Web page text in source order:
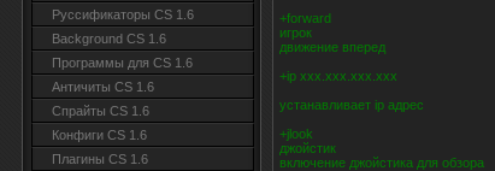
Руссификаторы CS 1.6
Background CS 1.6
Программы для CS 1.6
Античиты CS 1.6
Спрайты CS 1.6
Конфиги CS 1.6
Плагины CS 1.6
+forward
игрок
движение вперед
+ip xxx.xxx.xxx.xxx
устанавливает ip адрес
+jlook
джойстик
включение джойстика для обзора